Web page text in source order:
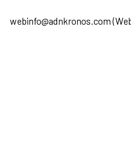
webinfo@adnkronos.com